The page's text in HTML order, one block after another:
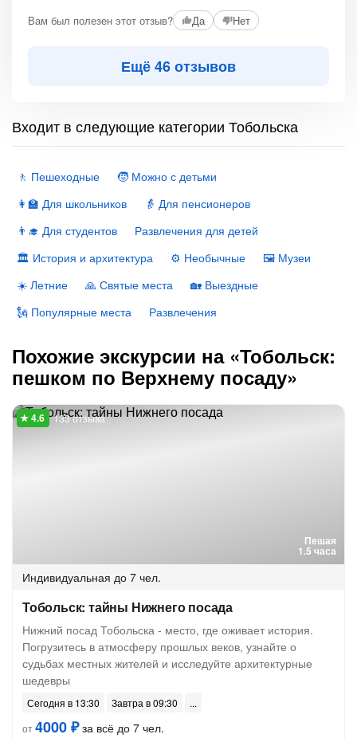
Вам был полезен этот отзыв? Да Нет
Ещё 46 отзывов
Входит в следующие категории Тобольска
🚶 Пешеходные
🧒 Можно с детьми
👩‍🏫 Для школьников
👵 Для пенсионеров
👨‍🎓 Для студентов
Развлечения для детей
🏛 История и архитектура
⚙️ Необычные
🖼 Музеи
☀️ Летние
🙏 Святые места
🏡 Выездные
🗽 Популярные места
Развлечения
Похожие экскурсии на «Тобольск:
пешком по Верхнему посаду»
Пешая
1.5 часа
133 отзыва
Индивидуальная до 7 чел.
Тобольск: тайны Нижнего посада
Нижний посад Тобольска - место, где оживает история.
Погрузитесь в атмосферу прошлых веков, узнайте о
судьбах местных жителей и исследуйте архитектурные
шедевры
Сегодня в 13:30
Завтра в 09:30
от4000 ₽за всё до 7 чел.